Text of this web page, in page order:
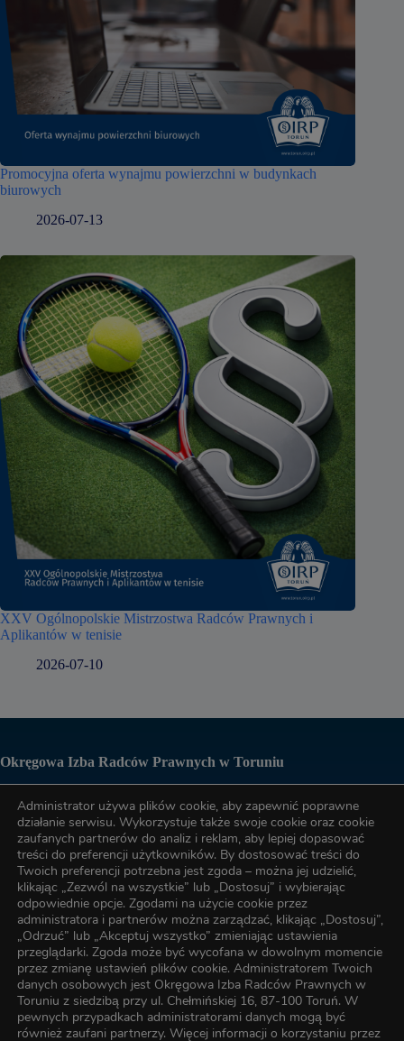
Promocyjna oferta wynajmu powierzchni w budynkach
biurowych
2026-07-13
XXV Ogólnopolskie Mistrzostwa Radców Prawnych i
Aplikantów w tenisie
2026-07-10
Okręgowa Izba Radców Prawnych w Toruniu
Biuro OIRP
tel. (56) 622-89-17
tel. (56) 622-89-17
e-mail:oirp@torun.oirp.pl
e-mail:szkolenia@torun.oirp.pl
Administrator używa plików cookie, aby zapewnić poprawne
działanie serwisu. Wykorzystuje także swoje cookie oraz cookie
zaufanych partnerów do analiz i reklam, aby lepiej dopasować
treści do preferencji użytkowników. By dostosować treści do
Twoich preferencji potrzebna jest zgoda – można jej udzielić,
klikając „Zezwól na wszystkie” lub „Dostosuj” i wybierając
odpowiednie opcje. Zgodami na użycie cookie przez
administratora i partnerów można zarządzać, klikając „Dostosuj”,
„Odrzuć” lub „Akceptuj wszystko” zmieniając ustawienia
przeglądarki. Zgoda może być wycofana w dowolnym momencie
przez zmianę ustawień plików cookie. Administratorem Twoich
danych osobowych jest Okręgowa Izba Radców Prawnych w
Toruniu z siedzibą przy ul. Chełmińskiej 16, 87-100 Toruń. W
pewnych przypadkach administratorami danych mogą być
również zaufani partnerzy. Więcej informacji o korzystaniu przez